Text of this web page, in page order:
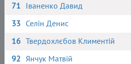
71 Іваненко Давид
33 Селін Денис
16 Твердохлєбов Климентій
92 Янчук Матвій